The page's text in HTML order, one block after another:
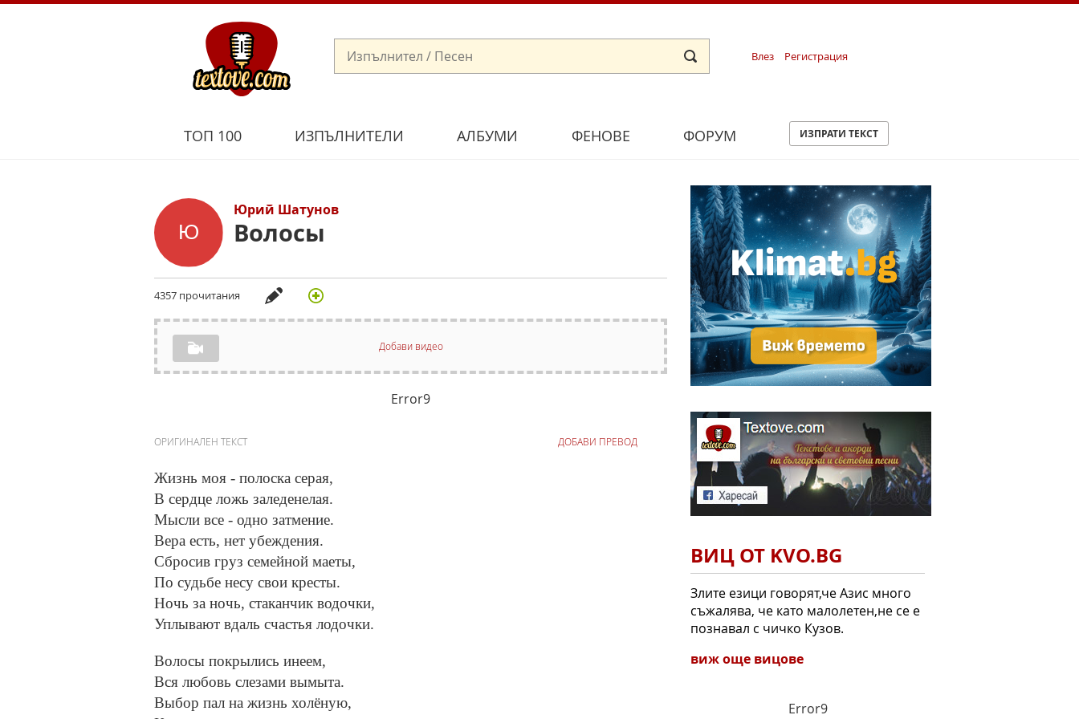
Влез Регистрация
ТОП 100 ИЗПЪЛНИТЕЛИ АЛБУМИ ФЕНОВЕ ФОРУМ ИЗПРАТИ ТЕКСТ
Юрий Шатунов
Волосы
4357 прочитания
Добави видео
Error9
ОРИГИНАЛЕН ТЕКСТ
Жизнь моя - полоска серая,
В сердце ложь заледенелая.
Мысли все - одно затмение.
Вера есть, нет убеждения.
Сбросив груз семейной маеты,
По судьбе несу свои кресты.
Ночь за ночь, стаканчик водочки,
Уплывают вдаль счастья лодочки.
Волосы покрылись инеем,
Вся любовь слезами вымыта.
Выбор пал на жизнь холёную,
ДОБАВИ ПРЕВОД
ВИЦ ОТ KVO.BG
Злите езици говорят,че Азис много
съжалява, че като малолетен,не се е
познавал с чичко Кузов.
виж още вицове
Error9